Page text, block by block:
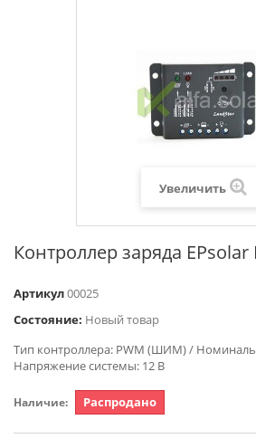
Увеличить
Контроллер заряда EPsolar
Артикул00025
Состояние: Новый товар
Тип контроллера: PWM (ШИМ) /
Напряжение системы: 12 В
Наличие: Распродано